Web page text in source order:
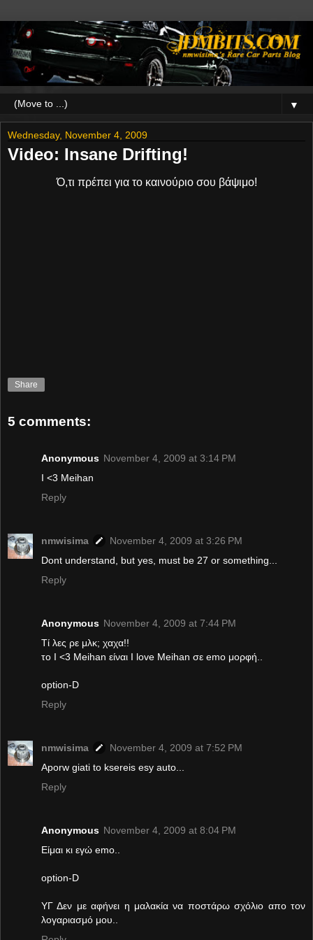
▼
Wednesday, November 4, 2009
Video: Insane Drifting!
Ό,τι πρέπει για το καινούριο σου βάψιμο!
Share
5 comments:
Anonymous November 4, 2009 at 3:14 PM
I <3 Meihan
Reply
nmwisima
November 4, 2009 at 3:26 PM
Dont understand, but yes, must be 27 or something...
Reply
Anonymous November 4, 2009 at 7:44 PM
Τί λες ρε μλκ; χαχα!!
το I <3 Meihan είναι I love Meihan σε emo μορφή..
option-D
Reply
nmwisima
November 4, 2009 at 7:52 PM
Aporw giati to ksereis esy auto...
Reply
Anonymous November 4, 2009 at 8:04 PM
Είμαι κι εγώ emo..
option-D
ΥΓ Δεν με αφήνει η μαλακία να ποστάρω σχόλιο απο τον
λογαριασμό μου..